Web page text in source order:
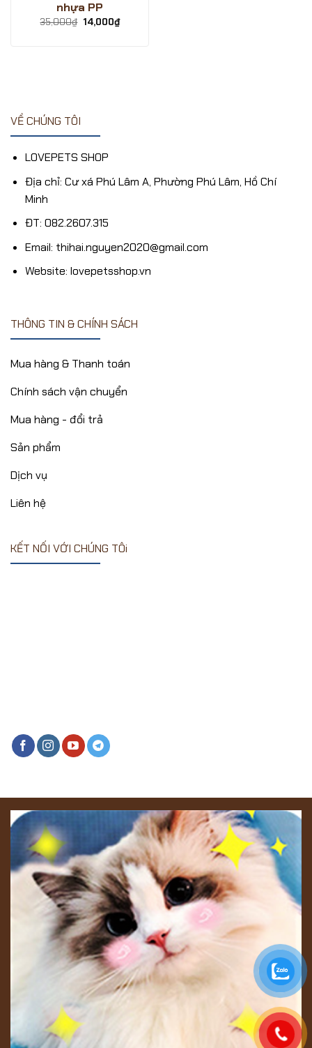
nhựa PP
35,000₫ Giá
gốc
14,000₫Giá
hiện
VỀ CHÚNG TÔI
LOVEPETS SHOP
Địa chỉ: Cư xá Phú Lâm A, Phường Phú Lâm, Hồ Chí
Minh
ĐT: 082.2607.315
Email: thihai.nguyen2020@gmail.com
Website: lovepetsshop.vn
THÔNG TIN & CHÍNH SÁCH
Mua hàng & Thanh toán
Chính sách vận chuyển
Mua hàng - đổi trả
Sản phẩm
Dịch vụ
Liên hệ
KẾT NỐI VỚI CHÚNG TÔi